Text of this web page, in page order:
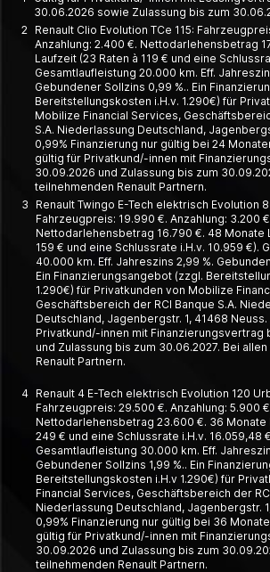
30.06.2026 sowie Zulassung bis zum
2 Renault Clio Evolution TCe 115:
Anzahlung: 2.400 €. Nettodarlehensbetrag
Laufzeit (23 Raten à 119 € und eine
Gesamtlaufleistung 20.000 km. Eff.
Gebundener Sollzins 0,99 %.. Ein
Bereitstellungskosten i.H.v. 1.290€) für
Mobilize Financial Services,
S.A. Niederlassung Deutschland,
0,99% Finanzierung nur gültig bei 24
gültig für Privatkund/-innen mit
30.09.2026 und Zulassung bis zum
teilnehmenden Renault Partnern.
3
Renault Twingo E-Tech elektrisch Evolution
Fahrzeugpreis: 19.990 €. Anzahlung: 3.200
Nettodarlehensbetrag 16.790 €. 48 Monate
159 € und eine Schlussrate i.H.v. 10.959 €).
40.000 km. Eff. Jahreszins 2,99 %.
Ein Finanzierungsangebot (zzgl.
1.290€) für Privatkunden von Mobilize
Geschäftsbereich der RCI Banque S.A.
Deutschland, Jagenbergstr. 1, 41468
Privatkund/-innen mit Finanzierungsvertrag
und Zulassung bis zum 30.06.2027. Bei
Renault Partnern.
4 Renault 4 E-Tech elektrisch Evolution 120
Fahrzeugpreis: 29.500 €. Anzahlung: 5.900
Nettodarlehensbetrag 23.600 €. 36 Monate
249 € und eine Schlussrate i.H.v. 16.059,48
Gesamtlaufleistung 30.000 km. Eff.
Gebundener Sollzins 1,99 %.. Ein
Bereitstellungskosten i.H.v 1.290€) für
Financial Services, Geschäftsbereich der
Niederlassung Deutschland, Jagenbergstr.
0,99% Finanzierung nur gültig bei 36
gültig für Privatkund/-innen mit
30.09.2026 und Zulassung bis zum
teilnehmenden Renault Partnern.